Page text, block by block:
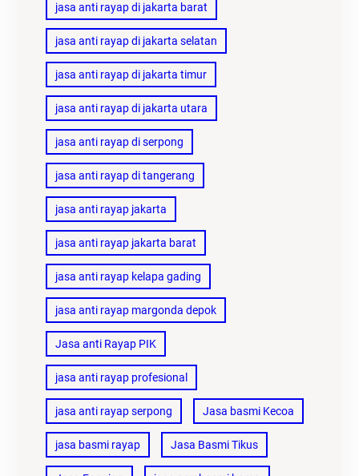
jasa anti rayap di jakarta barat
jasa anti rayap di jakarta selatan
jasa anti rayap di jakarta timur
jasa anti rayap di jakarta utara
jasa anti rayap di serpong
jasa anti rayap di tangerang
jasa anti rayap jakarta
jasa anti rayap jakarta barat
jasa anti rayap kelapa gading
jasa anti rayap margonda depok
Jasa anti Rayap PIK
jasa anti rayap profesional
jasa anti rayap serpong Jasa basmi Kecoa
jasa basmi rayap Jasa Basmi Tikus